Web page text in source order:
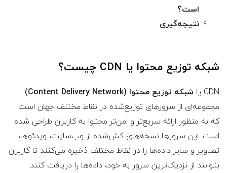
است؟
نتیجه‌گیری
شبکه توزیع محتوا یا CDN چیست؟
CDN یا
شبکه توزیع محتوا (Content Delivery Network)
مجموعه‌ای از سرورهای توزیع‌شده در نقاط مختلف جهان است
که به منظور ارائه سریع‌تر و امن‌تر محتوا به کاربران طراحی شده
است. این سرورها نسخه‌های کش‌شده از وب‌سایت، ویدئوها،
تصاویر و سایر داده‌ها را در نقاط مختلف ذخیره می‌کنند تا کاربران
بتوانند از نزدیک‌ترین سرور به خود، داده‌ها را دریافت کنند.